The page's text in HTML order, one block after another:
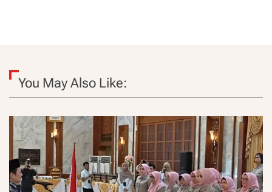
You May Also Like: